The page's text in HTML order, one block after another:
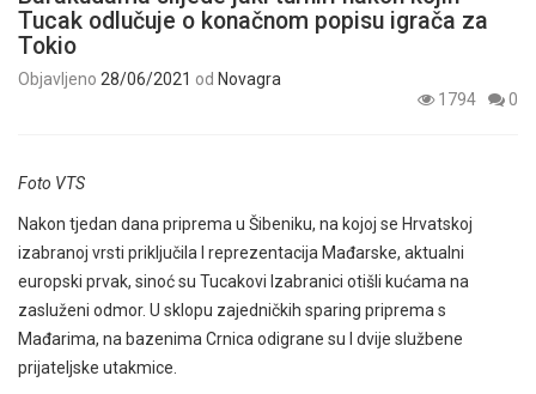
Tucak odlučuje o konačnom popisu igrača za
Tokio
Objavljeno 28/06/2021 od Novagra
1794
0
Foto VTS
Nakon tjedan dana priprema u Šibeniku, na kojoj se Hrvatskoj
izabranoj vrsti priključila I reprezentacija Mađarske, aktualni
europski prvak, sinoć su Tucakovi Izabranici otišli kućama na
zasluženi odmor. U sklopu zajedničkih sparing priprema s
Mađarima, na bazenima Crnica odigrane su I dvije službene
prijateljske utakmice.